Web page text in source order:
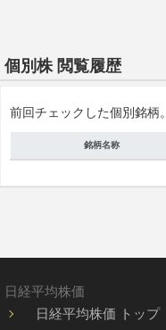
個別株 閲覧履歴
前回チェックした個別銘柄。
銘柄名称
日経平均株価
日経平均株価 トップ